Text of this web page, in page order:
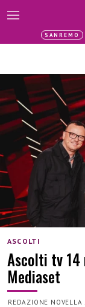
SANREMO
ASCOLTI
Ascolti tv 14
Mediaset
REDAZIONE NOVELLA